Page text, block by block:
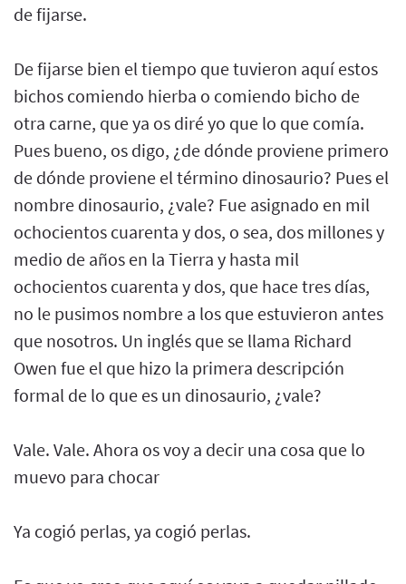
de fijarse.
De fijarse bien el tiempo que tuvieron aquí estos
bichos comiendo hierba o comiendo bicho de
otra carne, que ya os diré yo que lo que comía.
Pues bueno, os digo, ¿de dónde proviene primero
de dónde proviene el término dinosaurio? Pues el
nombre dinosaurio, ¿vale? Fue asignado en mil
ochocientos cuarenta y dos, o sea, dos millones y
medio de años en la Tierra y hasta mil
ochocientos cuarenta y dos, que hace tres días,
no le pusimos nombre a los que estuvieron antes
que nosotros. Un inglés que se llama Richard
Owen fue el que hizo la primera descripción
formal de lo que es un dinosaurio, ¿vale?
Vale. Vale. Ahora os voy a decir una cosa que lo
muevo para chocar
Ya cogió perlas, ya cogió perlas.